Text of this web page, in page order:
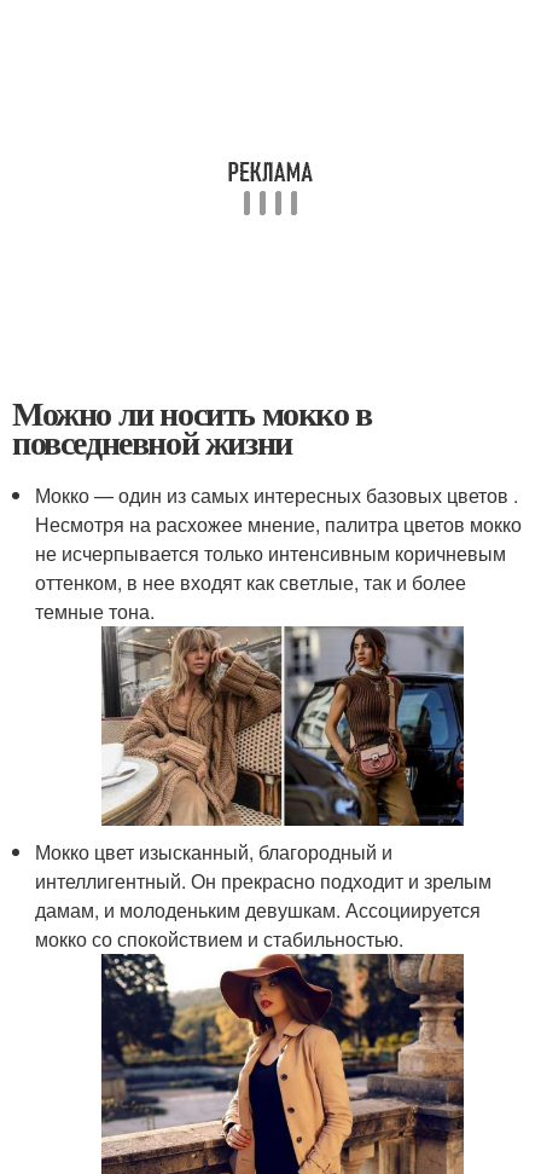
Можно ли носить мокко в
повседневной жизни
Мокко — один из самых интересных базовых цветов .
Несмотря на расхожее мнение, палитра цветов мокко
не исчерпывается только интенсивным коричневым
оттенком, в нее входят как светлые, так и более
темные тона.
Мокко цвет изысканный, благородный и
интеллигентный. Он прекрасно подходит и зрелым
дамам, и молоденьким девушкам. Ассоциируется
мокко со спокойствием и стабильностью.